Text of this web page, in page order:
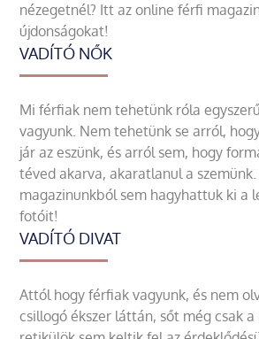
nézegetnél? Itt az online férfi
újdonságokat!
VADÍTÓ NŐK
Mi férfiak nem tehetünk róla
vagyunk. Nem tehetünk se arról,
jár az eszünk, és arról sem, hogy
téved akarva, akaratlanul a
magazinunkból sem hagyhattuk ki a
fotóit!
VADÍTÓ DIVAT
Attól hogy férfiak vagyunk, és nem
csillogó ékszer láttán, sőt még csak